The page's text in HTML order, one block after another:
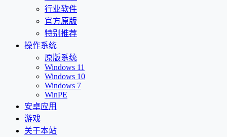
行业软件
官方原版
特别推荐
操作系统
原版系统
Windows 11
Windows 10
Windows 7
WinPE
安卓应用
游戏
关于本站